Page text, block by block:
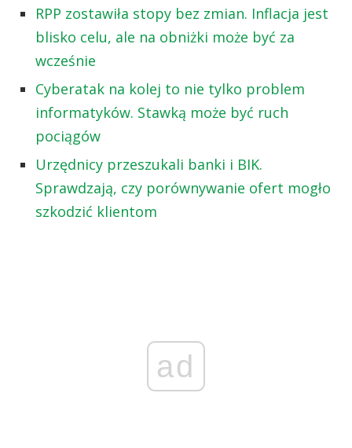
RPP zostawiła stopy bez zmian. Inflacja jest
blisko celu, ale na obniżki może być za
wcześnie
Cyberatak na kolej to nie tylko problem
informatyków. Stawką może być ruch
pociągów
Urzędnicy przeszukali banki i BIK.
Sprawdzają, czy porównywanie ofert mogło
szkodzić klientom
ad